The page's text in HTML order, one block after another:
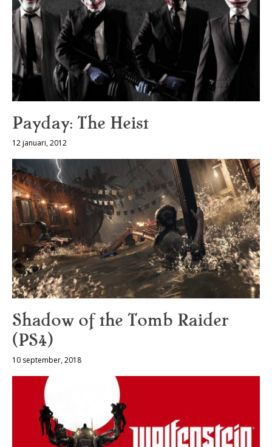
Payday: The Heist
12 januari, 2012
Shadow of the Tomb Raider
(PS4)
10 september, 2018